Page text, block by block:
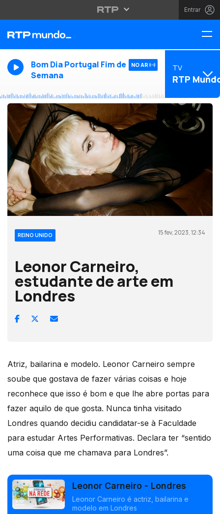
Entrar
Bom Dia Portugal Fim de
Semana
NO AR TV
RTP
REINO UNIDO 15 fev, 2023, 12:34
Leonor Carneiro,
estudante de arte em
Londres
Atriz, bailarina e modelo. Leonor Carneiro sempre
soube que gostava de fazer várias coisas e hoje
reconhece que isso é bom e que lhe abre portas para
fazer aquilo de que gosta. Nunca tinha visitado
Londres quando decidiu candidatar-se à Faculdade
para estudar Artes Performativas. Declara ter “sentido
uma coisa que me chamava para Londres”.
Leonor Carneiro - Londres
Leonor Carneiro é actriz, bailarina e
modelo em Londres